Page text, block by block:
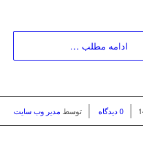
ادامه مطلب …
0 دیدگاه توسط مدیر وب سایت